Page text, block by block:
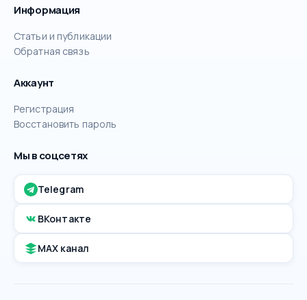
Информация
Статьи и публикации
Обратная связь
Аккаунт
Регистрация
Восстановить пароль
Мы в соцсетях
Telegram
ВКонтакте
MAX канал